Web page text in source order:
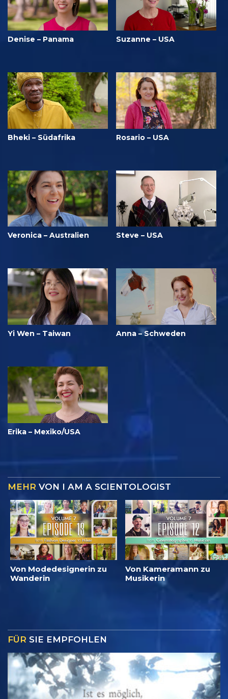
Denise – Panama Suzanne – USA
Bheki – Südafrika Rosario – USA
Veronica – Australien Steve – USA
Yi Wen – Taiwan Anna – Schweden
Erika – Mexiko/USA
MEHR VON I AM A SCIENTOLOGIST
Von Modedesignerin zu
Wanderin
Von Kameramann zu
Musikerin
FÜR SIE EMPFOHLEN